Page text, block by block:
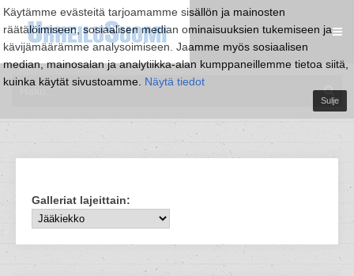
Käytämme evästeitä tarjoamamme sisällön ja mainosten
räätälöimiseen, sosiaalisen median ominaisuuksien tukemiseen ja
kävijämäärämme analysoimiseen. Jaamme myös sosiaalisen
median, mainosalan ja analytiikka-alan kumppaneillemme tietoa siitä,
kuinka käytät sivustoamme. Näytä tiedot
Sulje
Galleriat lajeittain: